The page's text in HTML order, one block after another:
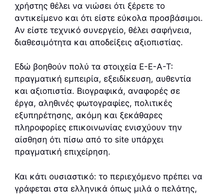
χρήστης θέλει να νιώσει ότι ξέρετε το
αντικείμενο και ότι είστε εύκολα προσβάσιμοι.
Αν είστε τεχνικό συνεργείο, θέλει σαφήνεια,
διαθεσιμότητα και αποδείξεις αξιοπιστίας.
Εδώ βοηθούν πολύ τα στοιχεία E-E-A-T:
πραγματική εμπειρία, εξειδίκευση, αυθεντία
και αξιοπιστία. Βιογραφικά, αναφορές σε
έργα, αληθινές φωτογραφίες, πολιτικές
εξυπηρέτησης, ακόμη και ξεκάθαρες
πληροφορίες επικοινωνίας ενισχύουν την
αίσθηση ότι πίσω από το site υπάρχει
πραγματική επιχείρηση.
Και κάτι ουσιαστικό: το περιεχόμενο πρέπει να
γράφεται στα ελληνικά όπως μιλά ο πελάτης,